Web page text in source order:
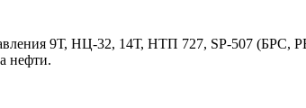
9Т, НЦ-32, 14Т, НТП 727, SP-507
нефти.